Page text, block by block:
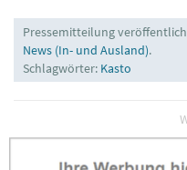
Pressemitteilung
News (In- und Ausland).
Schlagwörter: Kasto